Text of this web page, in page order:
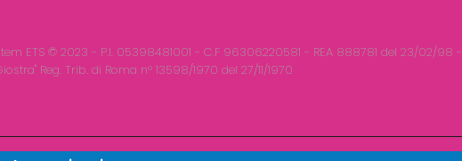
ETS © 2023 - P.I. 05398481001 - C.F 96306220581 - REA 888781 del 23/02/98 -
Reg. Trib. di Roma n° 13598/1970 del 27/11/1970